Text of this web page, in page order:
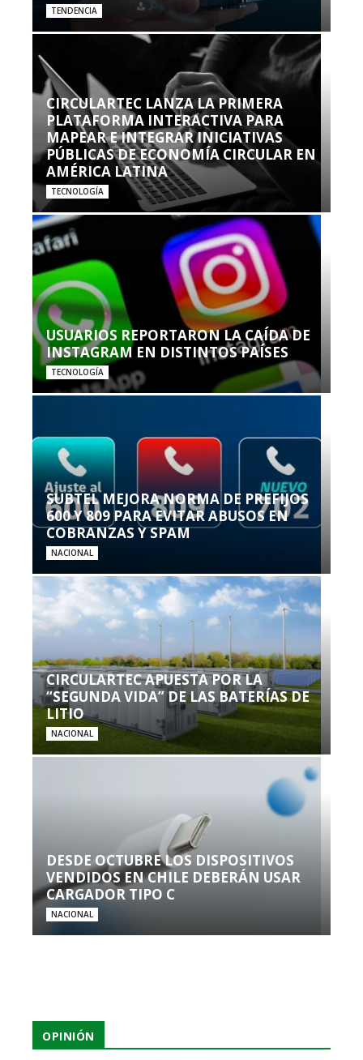
TENDENCIA
CIRCULARTEC LANZA LA PRIMERA
PLATAFORMA INTERACTIVA PARA
MAPEAR E INTEGRAR INICIATIVAS
PÚBLICAS DE ECONOMÍA CIRCULAR EN
AMÉRICA LATINA
TECNOLOGÍA
USUARIOS REPORTARON LA CAÍDA DE
INSTAGRAM EN DISTINTOS PAÍSES
TECNOLOGÍA
SUBTEL MEJORA NORMA DE PREFIJOS
600 Y 809 PARA EVITAR ABUSOS EN
COBRANZAS Y SPAM
NACIONAL
CIRCULARTEC APUESTA POR LA
“SEGUNDA VIDA” DE LAS BATERÍAS DE
LITIO
NACIONAL
DESDE OCTUBRE LOS DISPOSITIVOS
VENDIDOS EN CHILE DEBERÁN USAR
CARGADOR TIPO C
NACIONAL
OPINIÓN